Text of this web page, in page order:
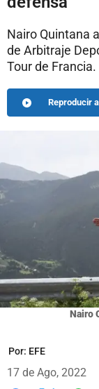
Nairo Quintana
de Arbitraje
Tour de Francia.
Reproducir
Nairo
Por: EFE
17 de Ago, 2022